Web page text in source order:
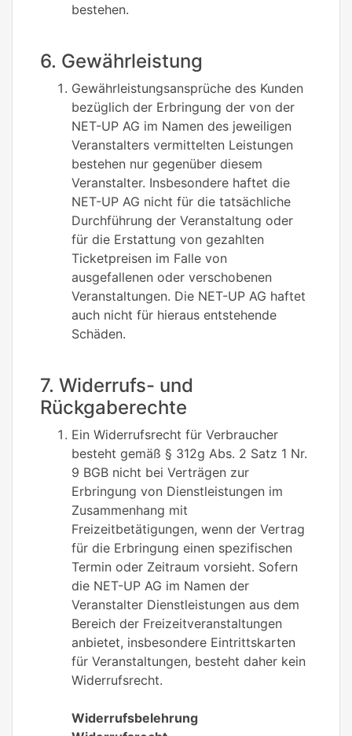
bestehen.
6. Gewährleistung
Gewährleistungsansprüche des Kunden
bezüglich der Erbringung der von der
NET-UP AG im Namen des jeweiligen
Veranstalters vermittelten Leistungen
bestehen nur gegenüber diesem
Veranstalter. Insbesondere haftet die
NET-UP AG nicht für die tatsächliche
Durchführung der Veranstaltung oder
für die Erstattung von gezahlten
Ticketpreisen im Falle von
ausgefallenen oder verschobenen
Veranstaltungen. Die NET-UP AG haftet
auch nicht für hieraus entstehende
Schäden.
7. Widerrufs- und
Rückgaberechte
Ein Widerrufsrecht für Verbraucher
besteht gemäß § 312g Abs. 2 Satz 1 Nr.
9 BGB nicht bei Verträgen zur
Erbringung von Dienstleistungen im
Zusammenhang mit
Freizeitbetätigungen, wenn der Vertrag
für die Erbringung einen spezifischen
Termin oder Zeitraum vorsieht. Sofern
die NET-UP AG im Namen der
Veranstalter Dienstleistungen aus dem
Bereich der Freizeitveranstaltungen
anbietet, insbesondere Eintrittskarten
für Veranstaltungen, besteht daher kein
Widerrufsrecht.
Widerrufsbelehrung